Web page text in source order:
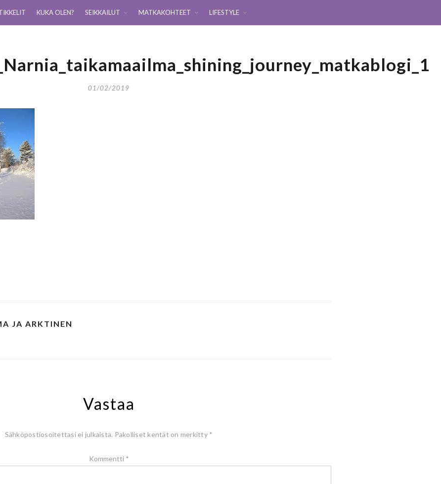
KUKA OLEN? SEIKKAILUT MATKAKOHTEET LIFESTYLE
01/02/2019
JA ARKTINEN
Vastaa
Sähköpostiosoitettasi ei julkaista. Pakolliset kentät on merkitty *
Kommentti *